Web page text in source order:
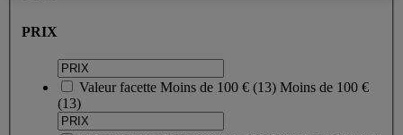
PRIX
Valeur facette Moins de 100 € (13) Moins de 100 €
(13)